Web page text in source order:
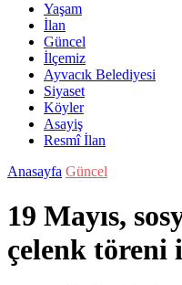
Yaşam
İlan
Güncel
İlçemiz
Ayvacık Belediyesi
Siyaset
Köyler
Asayiş
Resmî İlan
Anasayfa Güncel
19 Mayıs,
çelenk töreni